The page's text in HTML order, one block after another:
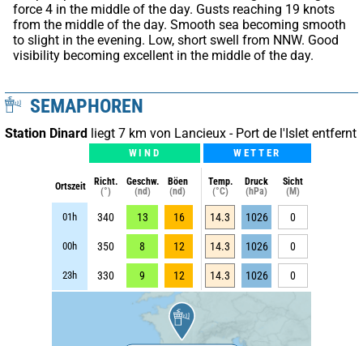
force 4 in the middle of the day. Gusts reaching 19 knots
from the middle of the day. Smooth sea becoming smooth
to slight in the evening. Low, short swell from NNW. Good
visibility becoming excellent in the middle of the day.
SEMAPHOREN
Station Dinard liegt 7 km von Lancieux - Port de l'Islet entfernt
WIND WETTER
Ortszeit
Richt.
(°)
Geschw.
(nd)
Böen
(nd)
Temp.
(°C)
Druck
(hPa)
Sicht
(M)
01h 340 13 16 14.3 1026 0
00h 350 8 12 14.3 1026 0
23h 330 9 12 14.3 1026 0